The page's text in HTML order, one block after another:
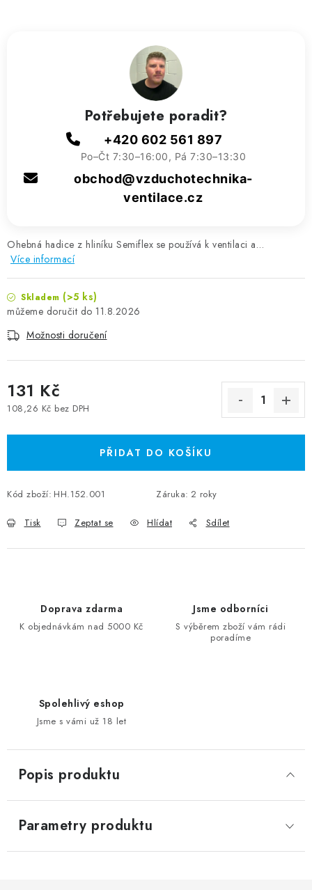
Kontakty
Ohebná hadice z hliníku Semiflex se používá k ventilaci a…
Více informací
Skladem (>5 ks)
11.8.2026
Možnosti doručení
131 Kč
108,26 Kč bez DPH
PŘIDAT DO KOŠÍKU
Kód zboží: HH.152.001 Záruka: 2 roky
Tisk Zeptat se Hlídat Sdílet
Potřebujete poradit?
+420 602 561 897
Po–Čt 7:30–16:00, Pá 7:30–13:30
obchod@vzduchotechnika-
ventilace.cz
Doprava zdarma
K objednávkám nad 5000 Kč
Jsme odborníci
S výběrem zboží vám rádi
poradíme
Spolehlivý eshop
Jsme s vámi už 18 let
Popis produktu
Parametry produktu